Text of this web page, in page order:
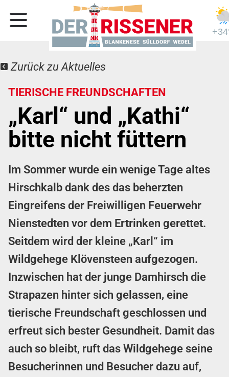
Zurück zu Aktuelles
TIERISCHE FREUNDSCHAFTEN
„Karl“ und „Kathi“
bitte nicht füttern
Im Sommer wurde ein wenige Tage altes
Hirschkalb dank des das beherzten
Eingreifens der Freiwilligen Feuerwehr
Nienstedten vor dem Ertrinken gerettet.
Seitdem wird der kleine „Karl“ im
Wildgehege Klövensteen aufgezogen.
Inzwischen hat der junge Damhirsch die
Strapazen hinter sich gelassen, eine
tierische Freundschaft geschlossen und
erfreut sich bester Gesundheit. Damit das
auch so bleibt, ruft das Wildgehege seine
Besucherinnen und Besucher dazu auf,